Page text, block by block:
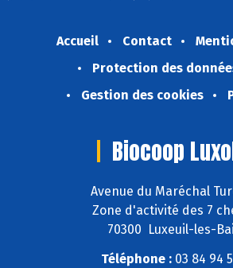
Accueil Contact
Protection des
Gestion des cookies
Biocoop
Avenue du Maréchal
Zone d'activité des 7
70300 Luxeuil-les-
Téléphone :03 84 94